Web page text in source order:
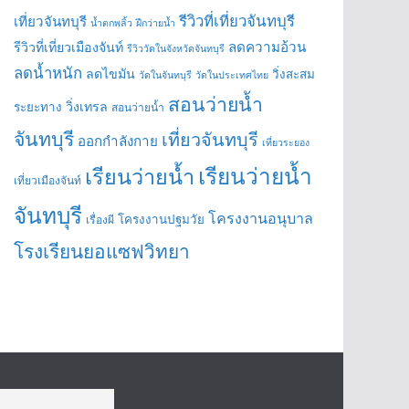
เที่ยวจันทบุรี น้ำตกพลิ้ว ฝึกว่ายน้ำ รีวิวที่เที่ยวจันทบุรี
รีวิวที่เที่ยวเมืองจันท์ รีวิววัดในจังหวัดจันทบุรี ลดความอ้วน
ลดน้ำหนัก ลดไขมัน วัดในจันทบุรี วัดในประเทศไทย วิ่งสะสม
ระยะทาง วิ่งเทรล สอนว่ายน้ำ สอนว่ายน้ำ
จันทบุรี ออกกำลังกาย เที่ยวจันทบุรี เที่ยวระยอง
เที่ยวเมืองจันท์ เรียนว่ายน้ำ เรียนว่ายน้ำ
จันทบุรี เรื่องผี โครงงานปฐมวัย โครงงานอนุบาล
โรงเรียนยอแซฟวิทยา